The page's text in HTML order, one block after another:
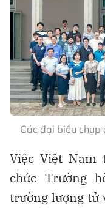
Các đại biểu chụp
Việc Việt
chức Trường
trường lượng tử